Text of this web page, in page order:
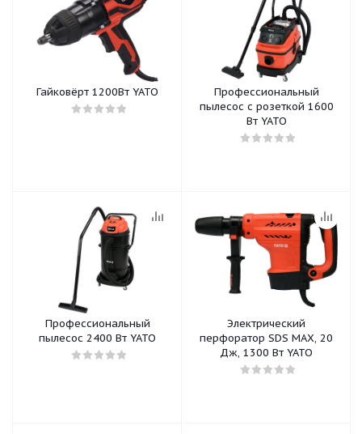
Гайковёрт 1200Вт YATO
Профессиональный
пылесос с розеткой 1600
Вт YATO
Профессиональный
пылесос 2400 Вт YATO
Электрический
перфоратор SDS MAX, 20
Дж, 1300 Вт YATO